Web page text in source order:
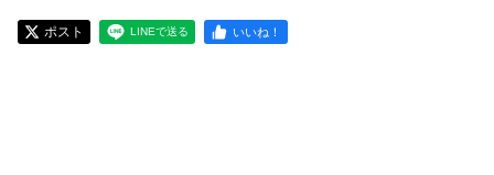
ポスト LINEで送る いいね！